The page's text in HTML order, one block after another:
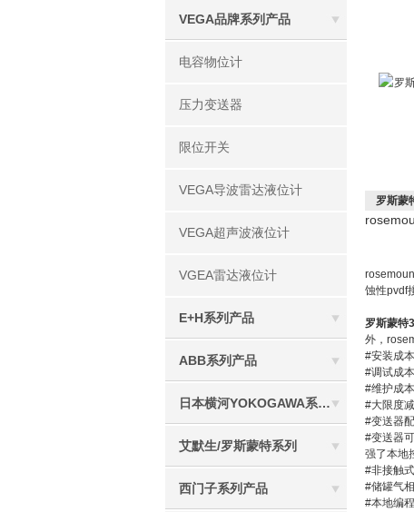
VEGA品牌系列产品
电容物位计
压力变送器
限位开关
VEGA导波雷达液位计
VEGA超声波液位计
VGEA雷达液位计
E+H系列产品
ABB系列产品
日本横河YOKOGAWA系列产品
艾默生/罗斯蒙特系列
西门子系列产品
罗斯蒙
蚀性pvdf
罗斯蒙特
外，
#安装成
#调试成
#维护成
#大限度
#变送器
#变送器
强了本地
#非接触
#储罐气
#本地编